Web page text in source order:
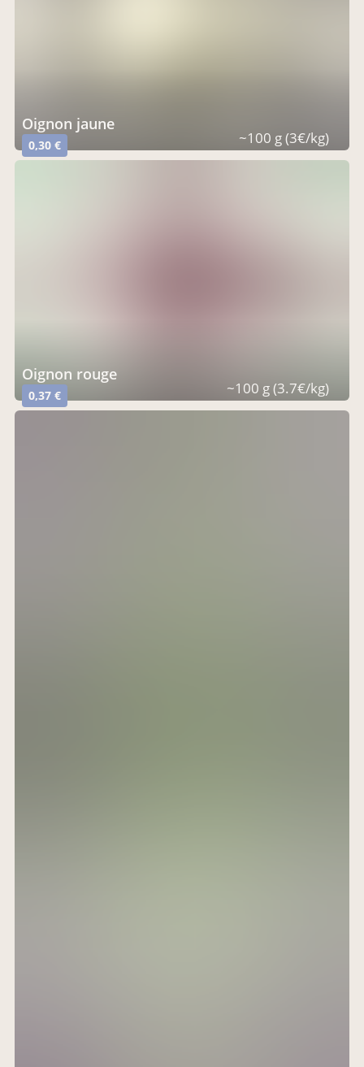
oignon jaune
0,30 € ~100 g (3€/kg)
oignon rouge
0,37 € ~100 g (3.7€/kg)